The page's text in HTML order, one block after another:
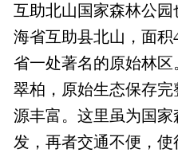
互助北山国家森林公
海省互助县北山，面
省一处著名的原始林
翠柏，原始生态保存
源丰富。这里虽为国
发，再者交通不便，